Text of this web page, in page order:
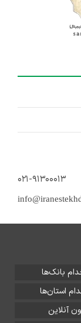
۰۲۱-۹۱۳۰۰۰۱۳
بانک‌ها
استان‌ها
آنلاین